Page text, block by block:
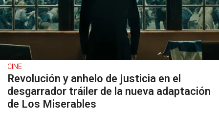
CINE
Revolución y anhelo de justicia en el
desgarrador tráiler de la nueva adaptación
de Los Miserables